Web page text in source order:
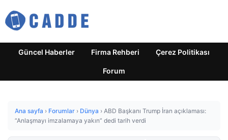
Güncel Haberler Firma Rehberi Çerez Politikası
Forum
Ana sayfa › Forumlar › Dünya › ABD Başkanı Trump İran açıklaması:
“Anlaşmayı imzalamaya yakın” dedi tarih verdi